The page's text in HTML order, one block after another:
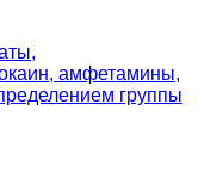
амфетамины,
группы